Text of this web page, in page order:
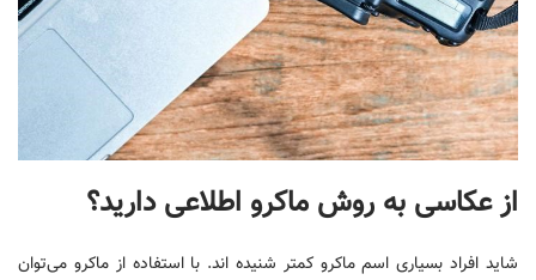
از عکاسی به روش ماکرو اطلاعی دارید؟
شاید افراد بسیاری اسم ماکرو کمتر شنیده اند. با استفاده از ماکرو می‌توان